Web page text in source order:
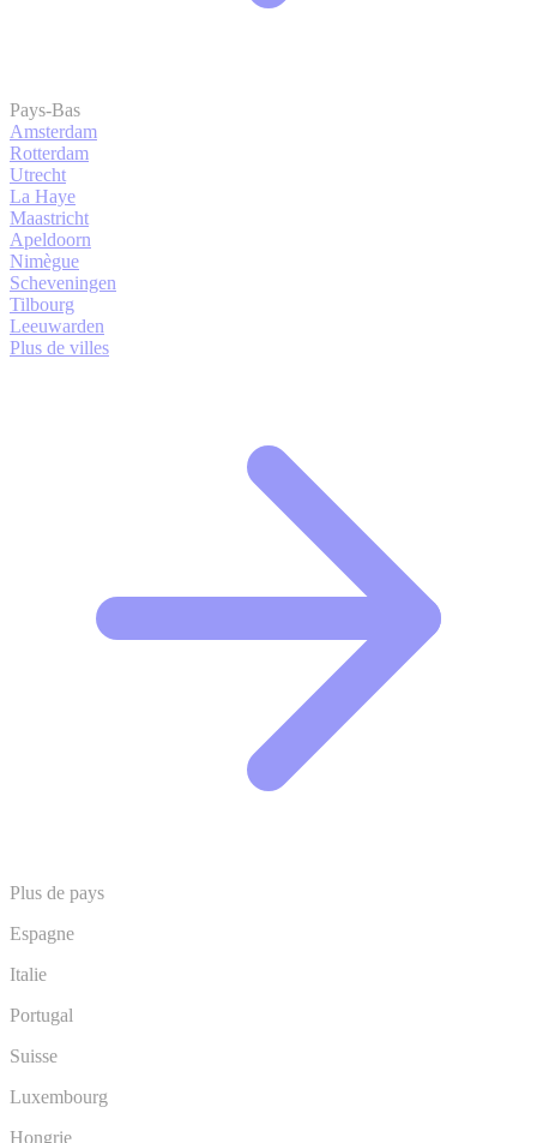
Pays-Bas
Amsterdam
Rotterdam
Utrecht
La Haye
Maastricht
Apeldoorn
Nimègue
Scheveningen
Tilbourg
Leeuwarden
Plus de villes
Plus de pays
Espagne
Italie
Portugal
Suisse
Luxembourg
Hongrie